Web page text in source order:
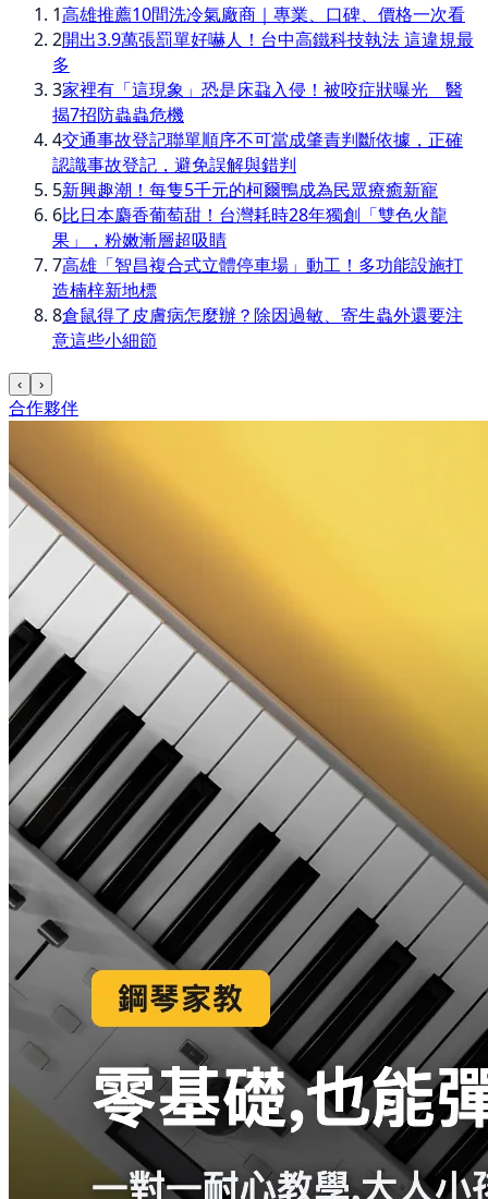
1高雄推薦10間洗冷氣廠商｜專業、口碑、價格一次看
2開出3.9萬張罰單好嚇人！台中高鐵科技執法 這違規最
多
3家裡有「這現象」恐是床蝨入侵！被咬症狀曝光 醫
揭7招防蟲蟲危機
4交通事故登記聯單順序不可當成肇責判斷依據，正確
認識事故登記，避免誤解與錯判
5新興趣潮！每隻5千元的柯爾鴨成為民眾療癒新寵
6比日本麝香葡萄甜！台灣耗時28年獨創「雙色火龍
果」，粉嫩漸層超吸睛
7高雄「智昌複合式立體停車場」動工！多功能設施打
造楠梓新地標
8倉鼠得了皮膚病怎麼辦？除因過敏、寄生蟲外還要注
意這些小細節
‹ ›
合作夥伴